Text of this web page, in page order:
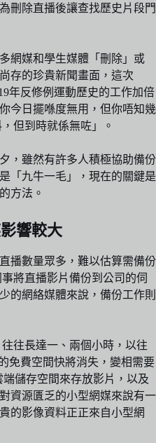
刪除直播後讓查找歷史片段門
網媒和學生媒體「刪除」或
存的珍貴新聞畫面，這次
年反修例運動歷史的工作加倍
今日擺喺度無用，但你唔知幾
但到時就係無咗」。
，雖然有許多人積極協助備份
「九牛一毛」，現在的關鍵是
方法。
響較大
播數量眾多，難以估算需備份
將直播影片備份到公司的伺
的網絡媒體來說，備份工作則
往長達一、兩個小時，以往
免費空間快將消失，變相需要
儲存空間來存放影片，以及
資源匱乏的小型網媒來說有一
的影像資料正正來自小型網